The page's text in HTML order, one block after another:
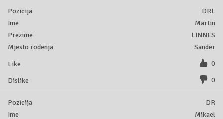
DRL
Martin
LINNES
Sander
0
0
DR
Mikael